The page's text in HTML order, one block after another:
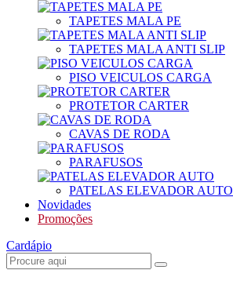
TAPETES MALA PE
TAPETES MALA ANTI SLIP
PISO VEICULOS CARGA
PROTETOR CARTER
CAVAS DE RODA
PARAFUSOS
PATELAS ELEVADOR AUTO
Novidades
Promoções
Cardápio